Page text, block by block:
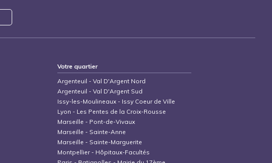
Votre quartier
Argenteuil -Val D'Argent Nord
Argenteuil -Val D'Argent Sud
Issy-les-Moulineaux - Issy Coeur de Ville
Lyon - Les Pentes de la Croix-Rousse
Marseille - Pont-de-Vivaux
Marseille - Sainte-Anne
Marseille - Sainte-Marguerite
Montpellier- Hôpitaux-Facultés